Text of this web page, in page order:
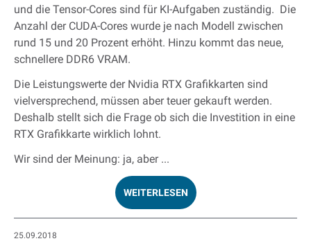
und die Tensor-Cores sind für KI-Aufgaben zuständig. Die
Anzahl der CUDA-Cores wurde je nach Modell zwischen
rund 15 und 20 Prozent erhöht. Hinzu kommt das neue,
schnellere DDR6 VRAM.
Die Leistungswerte der Nvidia RTX Grafikkarten sind
vielversprechend, müssen aber teuer gekauft werden.
Deshalb stellt sich die Frage ob sich die Investition in eine
RTX Grafikkarte wirklich lohnt.
Wir sind der Meinung: ja, aber ...
WEITERLESEN
25.09.2018